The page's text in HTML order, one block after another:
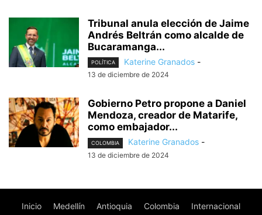
Tribunal anula elección de Jaime
Andrés Beltrán como alcalde de
Bucaramanga...
POLÍTICA Katerine Granados -
13 de diciembre de 2024
Gobierno Petro propone a Daniel
Mendoza, creador de Matarife,
como embajador...
COLOMBIA Katerine Granados -
13 de diciembre de 2024
Inicio Medellín Antioquia Colombia Internacional